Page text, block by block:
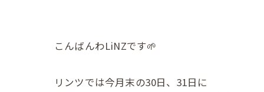
こんばんわLiNZです🌱
リンツでは今月末の30日、31日に